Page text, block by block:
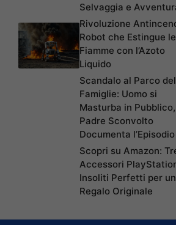
Selvaggia e
Rivoluzione
Robot che Estingue le
Fiamme con l’Azoto
Liquido
Scandalo al Parco
Famiglie: Uomo si
Masturba in Pubblico,
Padre Sconvolto
Documenta l’Episodio
Scopri su Amazon:
Accessori
Insoliti Perfetti per un
Regalo Originale